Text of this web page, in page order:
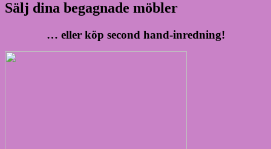
Sälj dina begagnade möbler
… eller köp second hand-inredning!